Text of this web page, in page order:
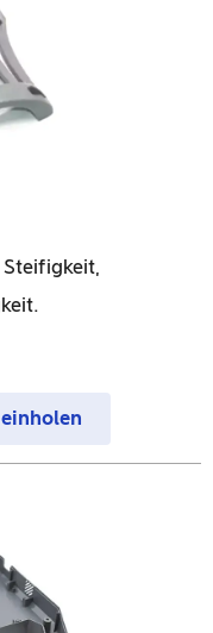
Steifigkeit,